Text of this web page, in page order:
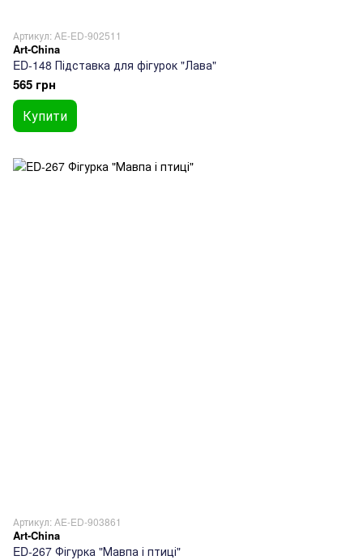
Артикул: AE-ED-902511
Art-China
ED-148 Підставка для фігурок "Лава"
565 грн
Купити
Артикул: AE-ED-903861
Art-China
ED-267 Фігурка "Мавпа і птиці"